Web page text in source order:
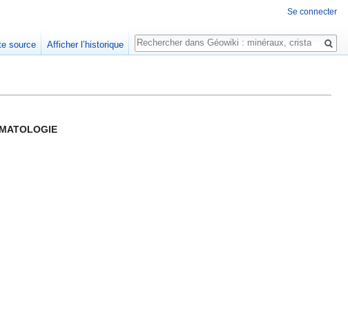
Se connecter
source Afficher l’historique
Rechercher